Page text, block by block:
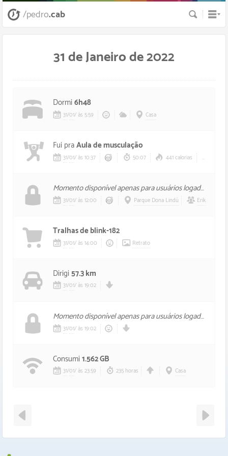
/pedro.cab Busca
31 de Janeiro de 2022
Dormi6h48
31/01/ às 5:59 Casa
Fui praAula de musculação
31/01/às 10:37 50:07 441 calorias
Momento disponível apenas para usuários logados, foi mal.
31/01/ às 12:00 Parque Dona Lindú Erik
Tralhas de blink-182
31/01/às 14:00 Retrato
Dirigi57.3 km
31/01/ às 19:02
Momento disponível apenas para usuários logados, foi mal.
31/01/às 19:02
Consumi1.562 GB
31/01/ às 23:59 235 horas Casa